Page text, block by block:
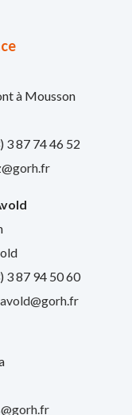
à Mousson
3 87 74 46 52
3 87 94 50 60